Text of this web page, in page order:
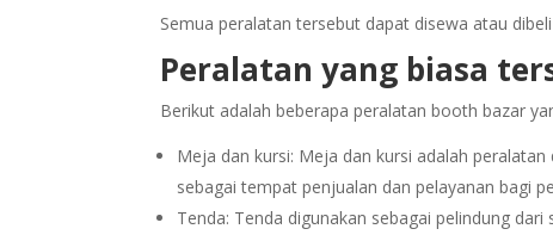
Semua peralatan tersebut dapat disewa atau
Peralatan yang biasa
Berikut adalah beberapa peralatan booth bazar
Meja dan kursi: Meja dan kursi adalah
sebagai tempat penjualan dan pelayanan bagi
Tenda: Tenda digunakan sebagai pelindung